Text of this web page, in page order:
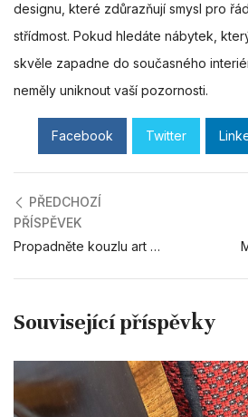
designu, které zdůrazňují smysl pro
střídmost. Pokud hledáte nábytek,
skvěle zapadne do současného
neměly uniknout vaší pozornosti.
Facebook Twitter
PŘEDCHOZÍ
PŘÍSPĚVEK
Propadněte kouzlu art deca i vy!
Související příspěvky